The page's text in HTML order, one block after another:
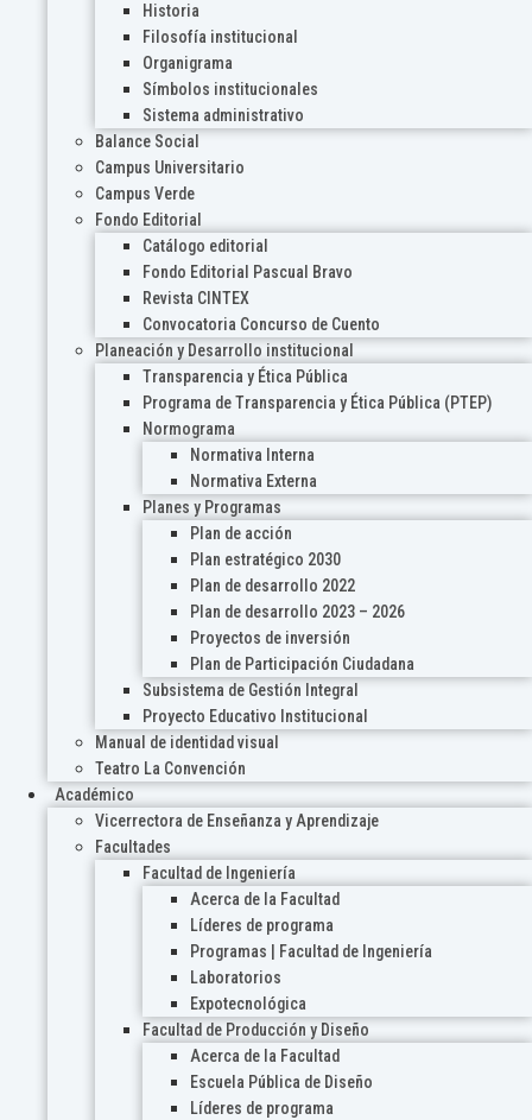
Historia
Filosofía institucional
Organigrama
Símbolos institucionales
Sistema administrativo
Balance Social
Campus Universitario
Campus Verde
Fondo Editorial
Catálogo editorial
Fondo Editorial Pascual Bravo
Revista CINTEX
Convocatoria Concurso de Cuento
Planeación y Desarrollo institucional
Transparencia y Ética Pública
Programa de Transparencia y Ética Pública (PTEP)
Normograma
Normativa Interna
Normativa Externa
Planes y Programas
Plan de acción
Plan estratégico 2030
Plan de desarrollo 2022
Plan de desarrollo 2023 – 2026
Proyectos de inversión
Plan de Participación Ciudadana
Subsistema de Gestión Integral
Proyecto Educativo Institucional
Manual de identidad visual
Teatro La Convención
Académico
Vicerrectora de Enseñanza y Aprendizaje
Facultades
Facultad de Ingeniería
Acerca de la Facultad
Líderes de programa
Programas | Facultad de Ingeniería
Laboratorios
Expotecnológica
Facultad de Producción y Diseño
Acerca de la Facultad
Escuela Pública de Diseño
Líderes de programa